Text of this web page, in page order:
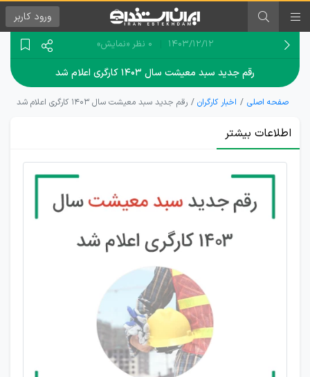
ورود کاربر
۱۴۰۳/۱۲/۱۲ 0 نظر «نمایش»
رقم جدید سبد معیشت سال ۱۴۰۳ کارگری اعلام شد
صفحه اصلی اخبار کارگران رقم جدید سبد معیشت سال ۱۴۰۳ کارگری اعلام شد
اطلاعات بیشتر
تعیین
سبد
معیشت